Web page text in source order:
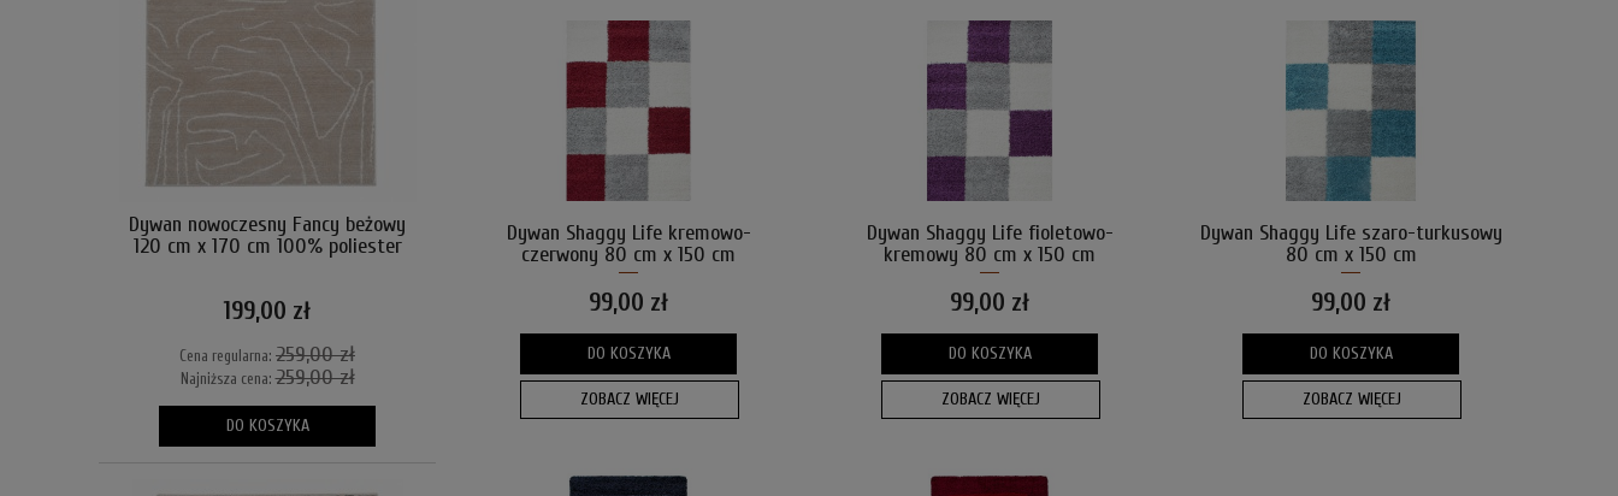
Dywan nowoczesny Fancy beżowy
120 cm x 170 cm 100% poliester
199,00 zł
Cena regularna: 259,00 zł
Najniższa cena:259,00 zł
DO KOSZYKA
Dywan Shaggy Life kremowo-
czerwony 80 cm x 150 cm
99,00 zł
DO KOSZYKA
ZOBACZ WIĘCEJ
Dywan Shaggy Life fioletowo-
kremowy 80 cm x 150 cm
99,00 zł
DO KOSZYKA
ZOBACZ WIĘCEJ
Dywan Shaggy Life szaro-turkusowy
80 cm x 150 cm
99,00 zł
DO KOSZYKA
ZOBACZ WIĘCEJ